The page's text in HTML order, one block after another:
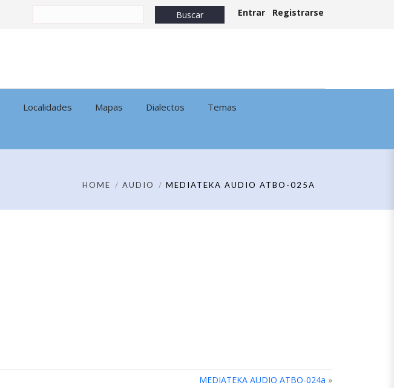
Entrar Registrarse
Localidades Mapas Dialectos Temas
HOME AUDIO MEDIATEKA AUDIO ATBO-025A
MEDIATEKA AUDIO ATBO-024a »